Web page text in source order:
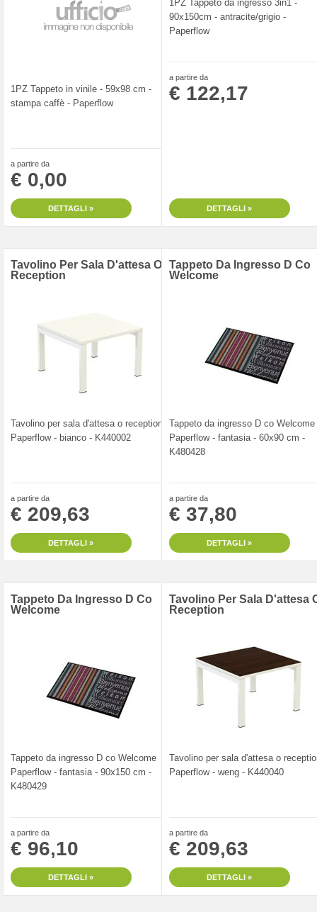
1PZ Tappeto in vinile - 59x98 cm -
stampa caffè - Paperflow
a partire da
€ 0,00
DETTAGLI »
1PZ Tappeto da ingresso 3in1 -
90x150cm - antracite/grigio -
Paperflow
a partire da
€ 122,17
DETTAGLI »
Tavolino Per Sala D'attesa O
Reception
Tavolino per sala d'attesa o reception
Paperflow - bianco - K440002
a partire da
€ 209,63
DETTAGLI »
Tappeto Da Ingresso D Co
Welcome
Tappeto da ingresso D co Welcome
Paperflow - fantasia - 60x90 cm -
K480428
a partire da
€ 37,80
DETTAGLI »
Tappeto Da Ingresso D Co
Welcome
Tappeto da ingresso D co Welcome
Paperflow - fantasia - 90x150 cm -
K480429
a partire da
€ 96,10
DETTAGLI »
Tavolino Per Sala D'attesa
Reception
Tavolino per sala d'attesa o
Paperflow - weng - K440040
a partire da
€ 209,63
DETTAGLI »